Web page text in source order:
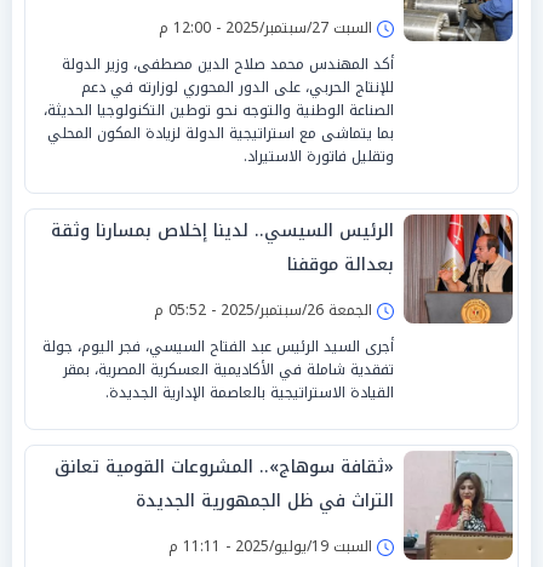
السبت 27/سبتمبر/2025 - 12:00 م
أكد المهندس محمد صلاح الدين مصطفى، وزير الدولة
للإنتاج الحربي، على الدور المحوري لوزارته في دعم
الصناعة الوطنية والتوجه نحو توطين التكنولوجيا الحديثة،
بما يتماشى مع استراتيجية الدولة لزيادة المكون المحلي
وتقليل فاتورة الاستيراد.
الرئيس السيسي.. لدينا إخلاص بمسارنا وثقة
بعدالة موقفنا
الجمعة 26/سبتمبر/2025 - 05:52 م
أجرى السيد الرئيس عبد الفتاح السيسي، فجر اليوم، جولة
تفقدية شاملة في الأكاديمية العسكرية المصرية، بمقر
القيادة الاستراتيجية بالعاصمة الإدارية الجديدة.
«ثقافة سوهاج».. المشروعات القومية تعانق
التراث في ظل الجمهورية الجديدة
السبت 19/يوليو/2025 - 11:11 م